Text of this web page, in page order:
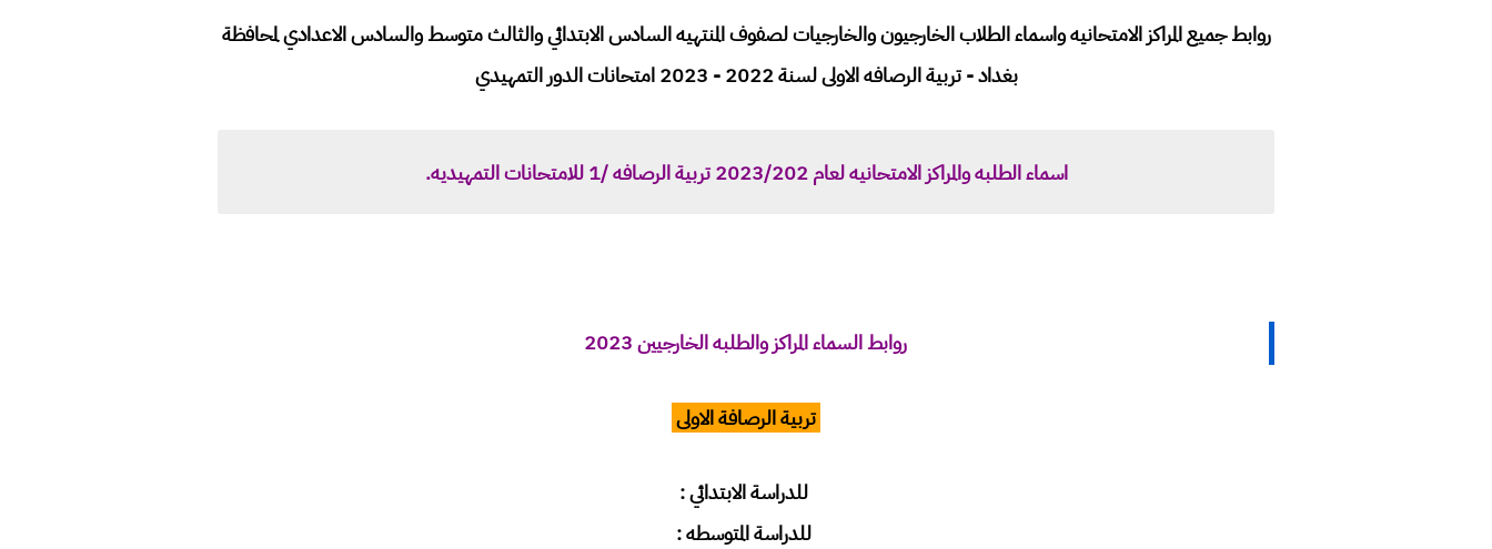
روابط جميع المراكز الامتحانيه واسماء الطلاب الخارجيون والخارجيات لصفوف المنتهيه السادس الابتدائي والثالث متوسط والسادس الاعدادي لمحافظة
بغداد - تربية الرصافه الاولى لسنة 2022 - 2023 امتحانات الدور التمهيدي
اسماء الطلبه والمراكز الامتحانيه لعام 2023/202 تربية الرصافه /1 للامتحانات التمهيديه.
روابط السماء المراكز والطلبه الخارجيين 2023
تربية الرصافة الاولى
للدراسة الابتدائي :
للدراسة المتوسطه :